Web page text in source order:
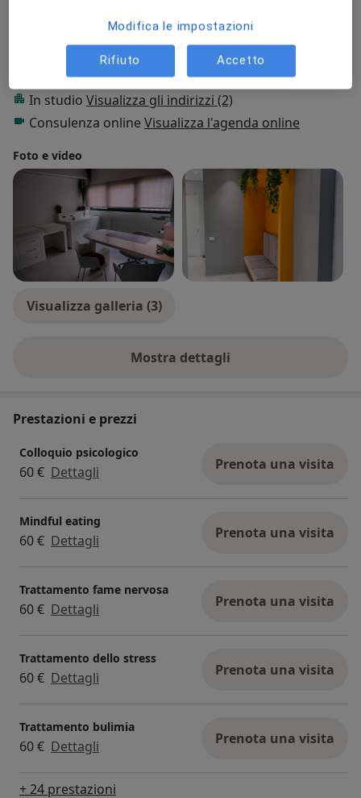
Presso questo indirizzo visito
Tipologia di visite
In studio Visualizza gli indirizzi (2)
Consulenza online Visualizza l'agenda online
Foto e video
Visualizza galleria (3)
Mostra dettagli
sull'esperienza
Prestazioni e prezzi
Colloquio psicologico
60 € Dettagli Prenota una visita
Mindful eating
60 € Dettagli Prenota una visita
Trattamento fame nervosa
60 € Dettagli Prenota una visita
Trattamento dello stress
60 € Dettagli Prenota una visita
Trattamento bulimia
60 € Dettagli Prenota una visita
+ 24 prestazioni
Modifica le impostazioni
Rifiuto Accetto